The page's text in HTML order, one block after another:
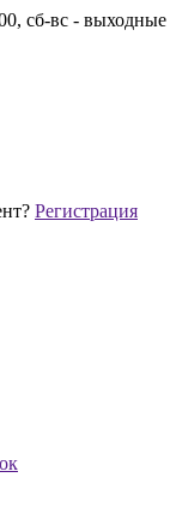
сб-вс - выходные
Регистрация